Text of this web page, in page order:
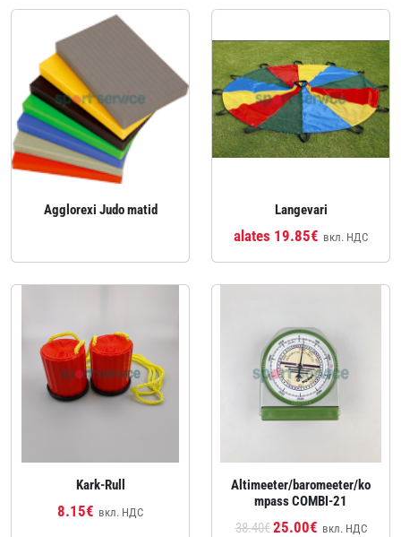
Agglorexi Judo matid Langevari
alates 19.85€ вкл. НДС
Kark-Rull
8.15€ вкл. НДС
Altimeeter/baromeeter/ko
mpass COMBI-21
38.40€25.00€ вкл. НДС